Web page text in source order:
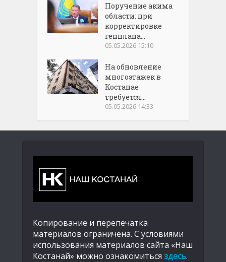
Поручение акима
области: при
корректировке
генплана...
05.05.2026 15:10
На обновление
многоэтажек в
Костанае
требуется...
05.05.2026 14:33
Копирование и перепечатка
материалов ограничена. С условиями
использования материалов сайта «Наш
Костанай» можно ознакомиться здесь.